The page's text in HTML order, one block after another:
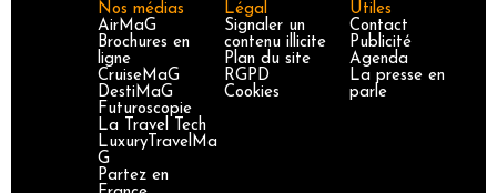
Nos médias
AirMaG
Brochures en
ligne
CruiseMaG
DestiMaG
Futuroscopie
La Travel Tech
LuxuryTravelMa
G
Partez en
Légal
Signaler un
contenu illicite
Plan du site
RGPD
Cookies
Utiles
Contact
Publicité
Agenda
La presse en
parle